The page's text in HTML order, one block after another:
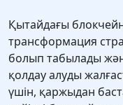
Қытайдағы
трансформация
болып табылады
қолдау алуды
үшін, қаржыдан